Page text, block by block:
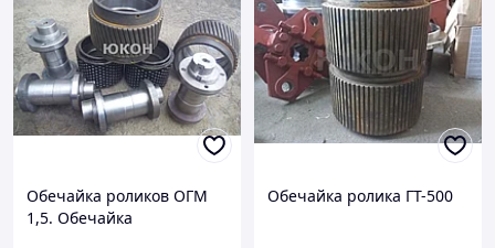
Обечайка роликов ОГМ
1,5. Обечайка
Обечайка ролика ГТ-500